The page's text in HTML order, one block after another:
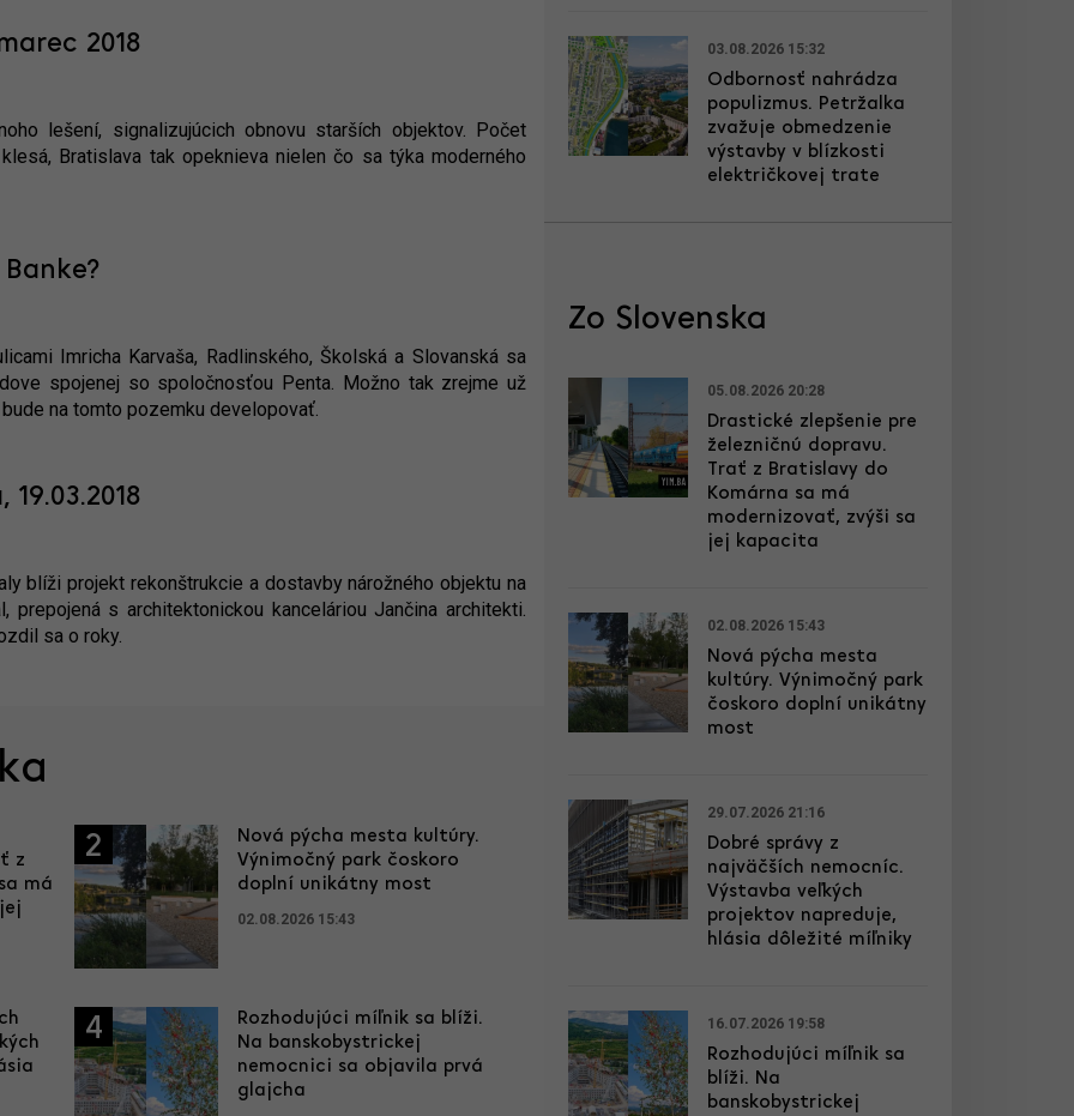
2018
lešení, signalizujúcich obnovu starších objektov. Počet
Bratislava tak opeknieva nielen čo sa týka moderného
Imricha Karvaša, Radlinského, Školská a Slovanská sa
spojenej so spoločnosťou Penta. Možno tak zrejme už
na tomto pozemku developovať.
blíži projekt rekonštrukcie a dostavby nárožného objektu na
s architektonickou kanceláriou Jančina architekti.
sa o roky.
z
má
2
Nová pýcha mesta kultúry.
Výnimočný park čoskoro
doplní unikátny most
02.08.2026 15:43
4
Rozhodujúci míľnik sa blíži.
Na banskobystrickej
nemocnici sa objavila prvá
glajcha
03.08.2026 15:32
Odbornosť nahrádza
populizmus. Petržalka
zvažuje obmedzenie
výstavby v blízkosti
električkovej trate
Zo Slovenska
05.08.2026 20:28
Drastické zlepšenie pre
železničnú dopravu.
Trať z Bratislavy do
Komárna sa má
modernizovať, zvýši sa
jej kapacita
02.08.2026 15:43
Nová pýcha mesta
kultúry. Výnimočný park
čoskoro doplní unikátny
most
29.07.2026 21:16
Dobré správy z
najväčších nemocníc.
Výstavba veľkých
projektov napreduje,
hlásia dôležité míľniky
16.07.2026 19:58
Rozhodujúci míľnik sa
blíži. Na
banskobystrickej